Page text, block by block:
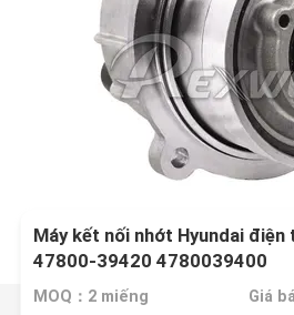
Máy kết nối nhớt Hyundai
47800-39420 4780039400
MOQ：2 miếng